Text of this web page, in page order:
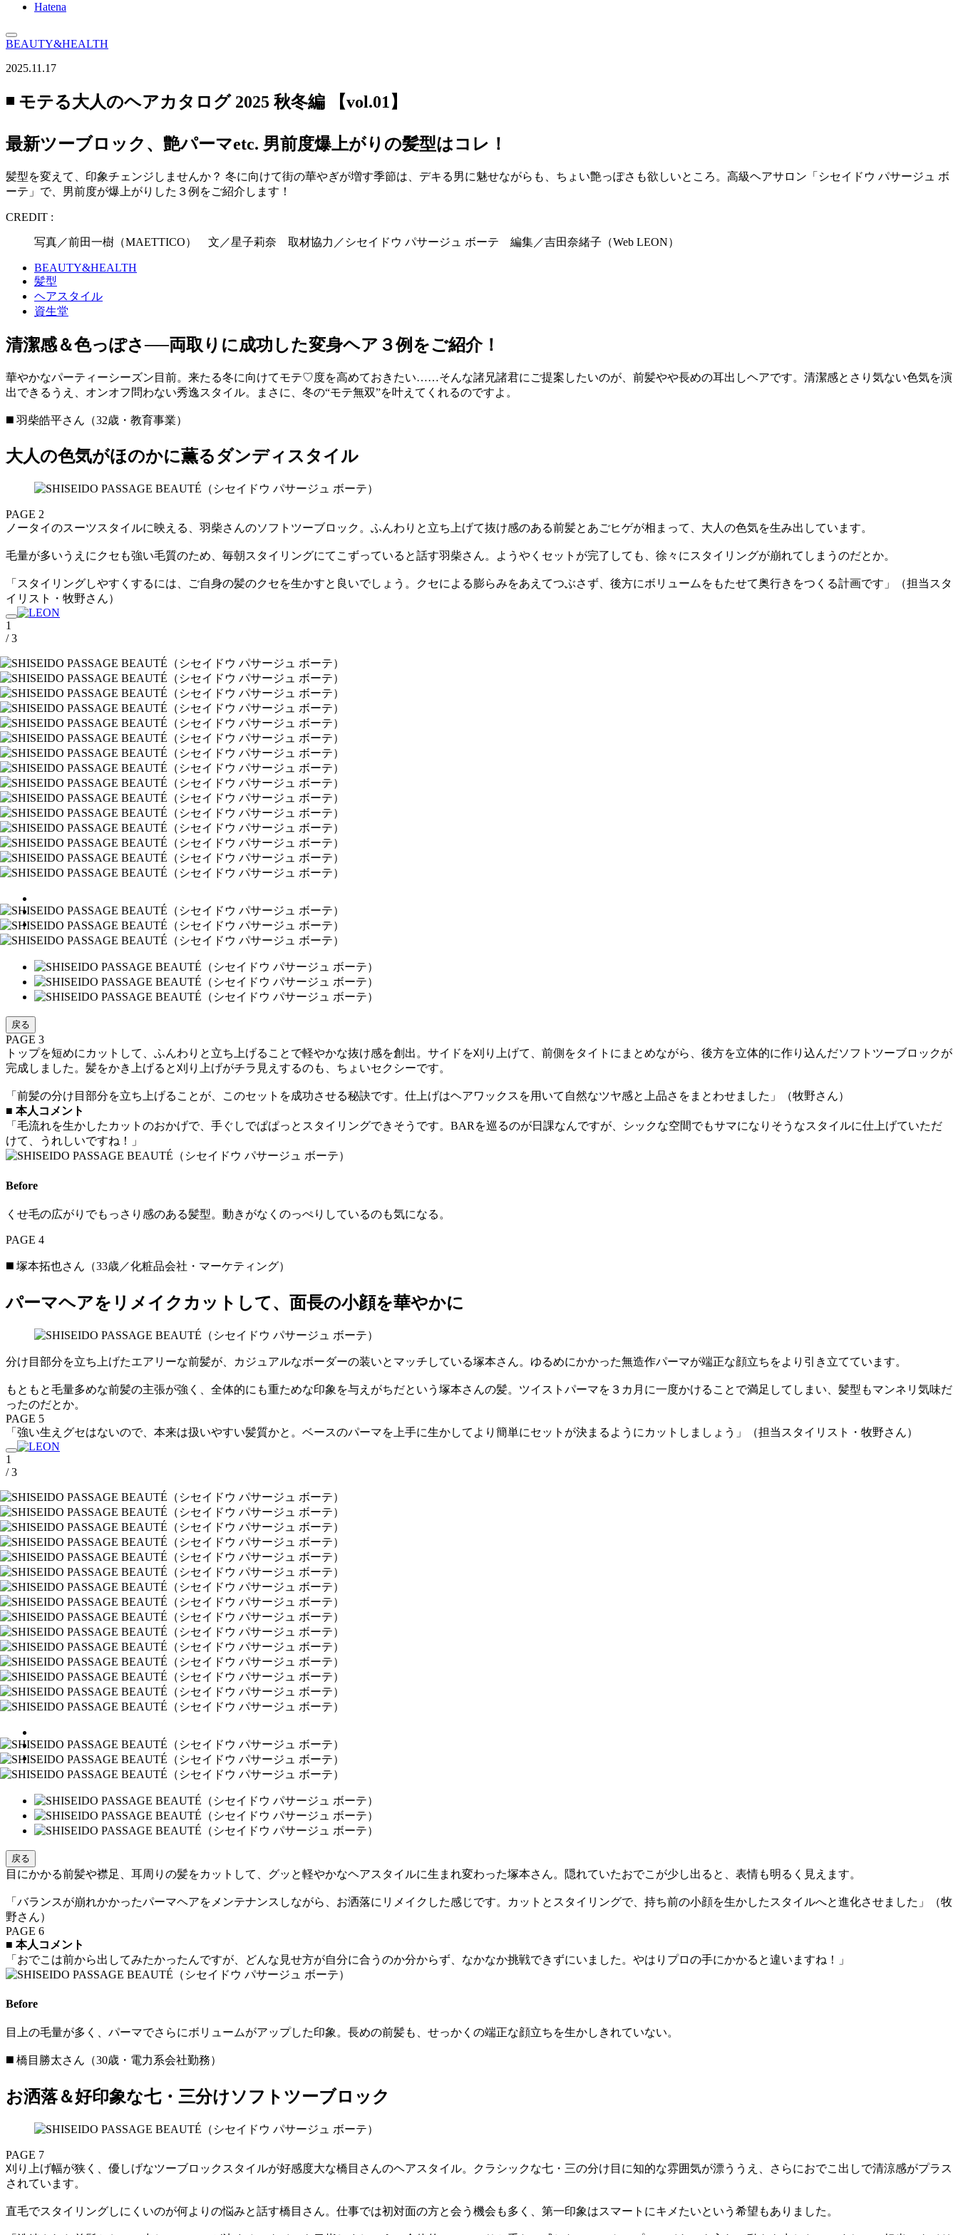
Hatena
BEAUTY&HEALTH
2025.11.17
◾️ モテる大人のヘアカタログ 2025 秋冬編 【vol.01】
最新ツーブロック、艶パーマetc. 男前度爆上がりの髪型はコレ！
髪型を変えて、印象チェンジしませんか？ 冬に向けて街の華やぎが増す季節は、デキる男に魅せながらも、ちょい艶っぽさも欲しいところ。高級ヘアサロン「シセイドウ パサージュ ボ
ーテ」で、男前度が爆上がりした３例をご紹介します！
CREDIT :
写真／前田一樹（MAETTICO） 文／星子莉奈 取材協力／シセイドウ パサージュ ボーテ 編集／吉田奈緒子（Web LEON）
BEAUTY&HEALTH
髪型
ヘアスタイル
資生堂
清潔感＆色っぽさ──両取りに成功した変身ヘア３例をご紹介！
華やかなパーティーシーズン目前。来たる冬に向けてモテ♡度を高めておきたい……そんな諸兄諸君にご提案したいのが、前髪やや長めの耳出しヘアです。清潔感とさり気ない色気を演
出できるうえ、オンオフ問わない秀逸スタイル。まさに、冬の“モテ無双”を叶えてくれるのですよ。
◼️ 羽柴皓平さん（32歳・教育事業）
大人の色気がほのかに薫るダンディスタイル
PAGE 2
ノータイのスーツスタイルに映える、羽柴さんのソフトツーブロック。ふんわりと立ち上げて抜け感のある前髪とあごヒゲが相まって、大人の色気を生み出しています。
毛量が多いうえにクセも強い毛質のため、毎朝スタイリングにてこずっていると話す羽柴さん。ようやくセットが完了しても、徐々にスタイリングが崩れてしまうのだとか。
「スタイリングしやすくするには、ご自身の髪のクセを生かすと良いでしょう。クセによる膨らみをあえてつぶさず、後方にボリュームをもたせて奥行きをつくる計画です」（担当スタ
イリスト・牧野さん）
1
/ 3
戻る
PAGE 3
トップを短めにカットして、ふんわりと立ち上げることで軽やかな抜け感を創出。サイドを刈り上げて、前側をタイトにまとめながら、後方を立体的に作り込んだソフトツーブロックが
完成しました。髪をかき上げると刈り上げがチラ見えするのも、ちょいセクシーです。
「前髪の分け目部分を立ち上げることが、このセットを成功させる秘訣です。仕上げはヘアワックスを用いて自然なツヤ感と上品さをまとわせました」（牧野さん）
■ 本人コメント
「毛流れを生かしたカットのおかげで、手ぐしでぱぱっとスタイリングできそうです。BARを巡るのが日課なんですが、シックな空間でもサマになりそうなスタイルに仕上げていただ
けて、うれしいですね！」
Before
くせ毛の広がりでもっさり感のある髪型。動きがなくのっぺりしているのも気になる。
PAGE 4
◼️ 塚本拓也さん（33歳／化粧品会社・マーケティング）
パーマヘアをリメイクカットして、面長の小顔を華やかに
分け目部分を立ち上げたエアリーな前髪が、カジュアルなボーダーの装いとマッチしている塚本さん。ゆるめにかかった無造作パーマが端正な顔立ちをより引き立てています。
もともと毛量多めな前髪の主張が強く、全体的にも重ためな印象を与えがちだという塚本さんの髪。ツイストパーマを３カ月に一度かけることで満足してしまい、髪型もマンネリ気味だ
ったのだとか。
PAGE 5
「強い生えグセはないので、本来は扱いやすい髪質かと。ベースのパーマを上手に生かしてより簡単にセットが決まるようにカットしましょう」（担当スタイリスト・牧野さん）
1
/ 3
戻る
目にかかる前髪や襟足、耳周りの髪をカットして、グッと軽やかなヘアスタイルに生まれ変わった塚本さん。隠れていたおでこが少し出ると、表情も明るく見えます。
「バランスが崩れかかったパーマヘアをメンテナンスしながら、お洒落にリメイクした感じです。カットとスタイリングで、持ち前の小顔を生かしたスタイルへと進化させました」（牧
野さん）
PAGE 6
■ 本人コメント
「おでこは前から出してみたかったんですが、どんな見せ方が自分に合うのか分からず、なかなか挑戦できずにいました。やはりプロの手にかかると違いますね！」
Before
目上の毛量が多く、パーマでさらにボリュームがアップした印象。長めの前髪も、せっかくの端正な顔立ちを生かしきれていない。
◼️ 橋目勝太さん（30歳・電力系会社勤務）
お洒落＆好印象な七・三分けソフトツーブロック
PAGE 7
刈り上げ幅が狭く、優しげなツーブロックスタイルが好感度大な橋目さんのヘアスタイル。クラシックな七・三の分け目に知的な雰囲気が漂ううえ、さらにおでこ出しで清涼感がプラス
されています。
直毛でスタイリングしにくいのが何よりの悩みと話す橋目さん。仕事では初対面の方と会う機会も多く、第一印象はスマートにキメたいという希望もありました。